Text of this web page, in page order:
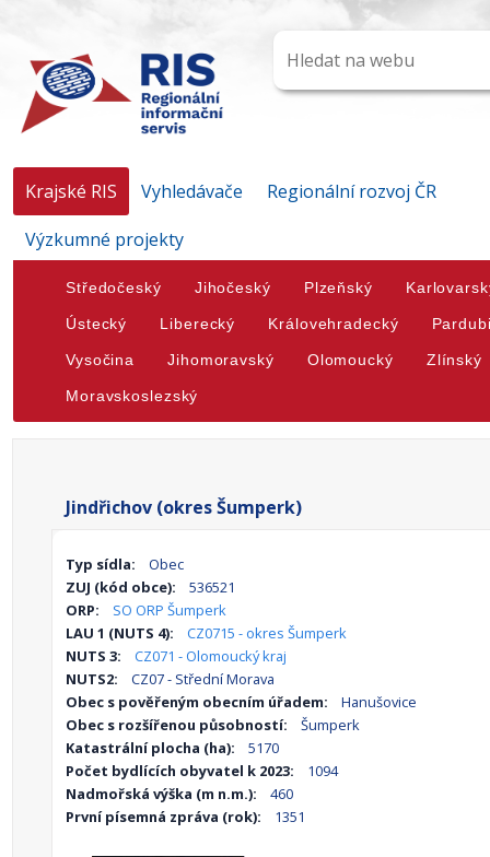
Krajské RIS Vyhledávače
Regionální rozvoj ČR
Výzkumné projekty
Středočeský Jihočeský Plzeňský
Ústecký Liberecký Královehradecký
Vysočina Jihomoravský Olomoucký Zlínský
Moravskoslezský
Jindřichov (okres Šumperk)
Typ sídla:
Obec
ZUJ (kód obce):
536521
ORP:
SO ORP Šumperk
LAU 1 (NUTS 4):
CZ0715 - okres Šumperk
NUTS 3:
CZ071 - Olomoucký kraj
NUTS2:
CZ07 - Střední Morava
Obec s pověřeným obecním úřadem:
Hanušovice
Obec s rozšířenou působností:
Šumperk
Katastrální plocha (ha):
5170
Počet bydlících obyvatel k 2023:
1094
Nadmořská výška (m n.m.):
460
První písemná zpráva (rok):
1351